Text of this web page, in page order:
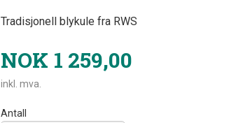
Tradisjonell blykule fra RWS
NOK 1 259,00
inkl. mva.
Antall